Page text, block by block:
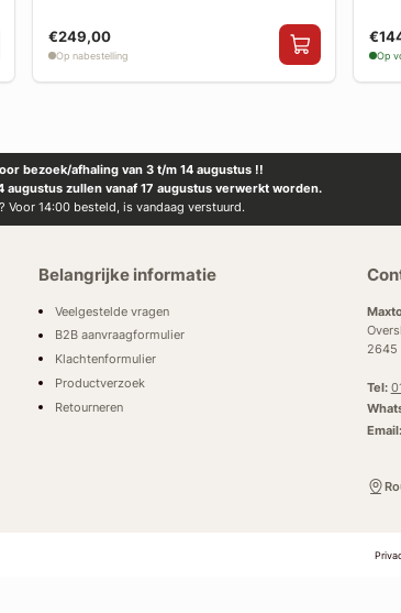
€249,00
Op nabestelling Op
bezoek/afhaling van 3 t/m 14 augustus !!
augustus zullen vanaf 17 augustus verwerkt worden.
Voor 14:00 besteld, is vandaag verstuurd.
Belangrijke informatie
Veelgestelde vragen
B2B aanvraagformulier
Klachtenformulier
Productverzoek
Retourneren
2645
Tel:
Email: